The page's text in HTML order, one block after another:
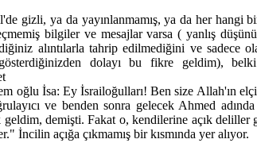
gizli, ya da yayınlanmamış, ya da her hangi
bilgiler ve mesajlar varsa ( yanlış
alıntılarla tahrip edilmediğini ve sadece
dolayı bu fikre geldim),
oğlu İsa: Ey İsrailoğulları! Ben size Allah'ın
ve benden sonra gelecek Ahmed
demişti. Fakat o, kendilerine açık deliller
İncilin açığa çıkmamış bir kısmında yer alıyor.